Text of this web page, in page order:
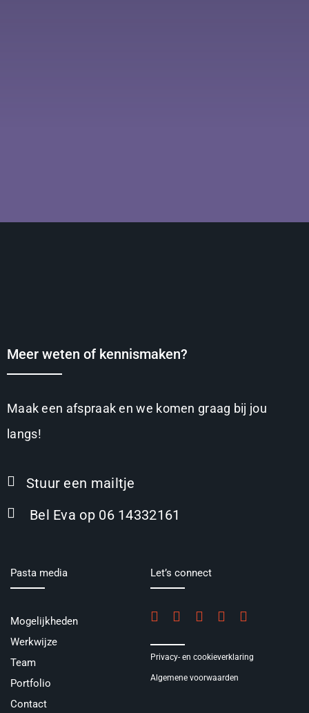
Meer weten of kennismaken?
Maak een afspraak en we komen graag bij jou
langs!
Stuur een mailtje
Bel Eva op 06 14332161
Pasta media
Mogelijkheden
Werkwijze
Team
Portfolio
Contact
Let’s connect
Privacy- en cookieverklaring
Algemene voorwaarden